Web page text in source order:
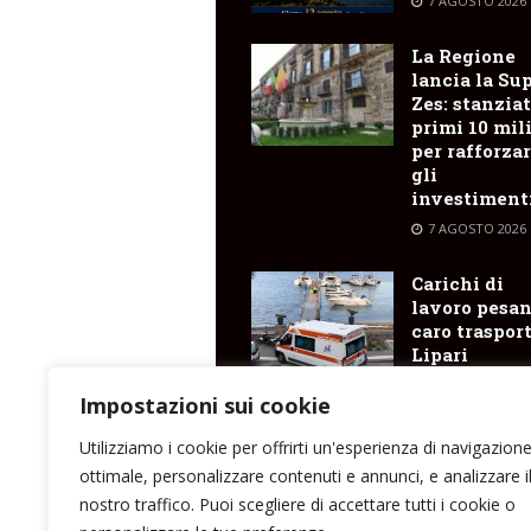
Impostazioni sui cookie
Utilizziamo i cookie per offrirti un'esperienza di navigazione
ottimale, personalizzare contenuti e annunci, e analizzare il
nostro traffico. Puoi scegliere di accettare tutti i cookie o
La Regione
lancia la
Zes:
primi 10
per
gli
7 AGOSTO 2026
Carichi di
lavoro
caro
Lipari
7 AGOSTO 2026